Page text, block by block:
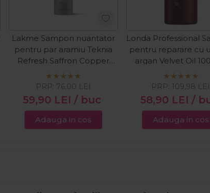
Lakme Sampon nuantator
pentru par aramiu Teknia
Refresh Saffron Copper
300ml
59,90 LEI / buc
PRP: 76,00 LEI
Adauga in cos
Londa Professional
pentru reparare cu
argan Velvet Oil
58,90 LEI /
PRP: 109,98 LEI
Adauga in cos